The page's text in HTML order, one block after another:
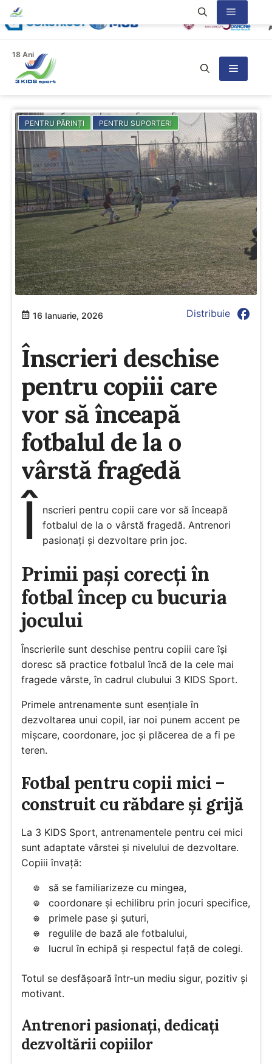
Sari
la
conținut
18 Ani
Meniu
Meniu
PENTRU PĂRINȚI PENTRU SUPORTERI
16 Ianuarie, 2026 Distribuie facebook
Înscrieri deschise
pentru copiii care
vor să înceapă
fotbalul de la o
vârstă fragedă
Î
nscrieri pentru copii care vor să înceapă
fotbalul de la o vârstă fragedă. Antrenori
pasionați și dezvoltare prin joc.
Primii pași corecți în
fotbal încep cu bucuria
jocului
Înscrierile sunt deschise pentru copiii care își
doresc să practice fotbalul încă de la cele mai
fragede vârste, în cadrul clubului 3 KIDS Sport.
Primele antrenamente sunt esențiale în
dezvoltarea unui copil, iar noi punem accent pe
mișcare, coordonare, joc și plăcerea de a fi pe
teren.
Fotbal pentru copii mici –
construit cu răbdare și grijă
La 3 KIDS Sport, antrenamentele pentru cei mici
sunt adaptate vârstei și nivelului de dezvoltare.
Copiii învață:
să se familiarizeze cu mingea,
coordonare și echilibru prin jocuri specifice,
primele pase și șuturi,
regulile de bază ale fotbalului,
lucrul în echipă și respectul față de colegi.
Totul se desfășoară într-un mediu sigur, pozitiv și
motivant.
Antrenori pasionați, dedicați
dezvoltării copiilor